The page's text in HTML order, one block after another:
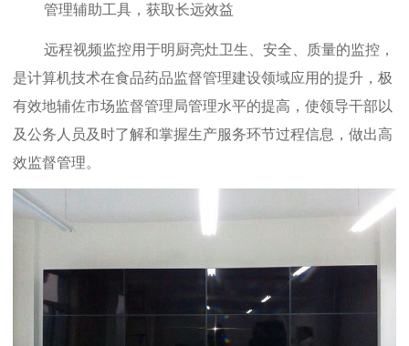
管理辅助工具，获取长远效益
远程视频监控用于明厨亮灶卫生、安全、质量的监控，
是计算机技术在食品药品监督管理建设领域应用的提升，极
有效地辅佐市场监督管理局管理水平的提高，使领导干部以
及公务人员及时了解和掌握生产服务环节过程信息，做出高
效监督管理。